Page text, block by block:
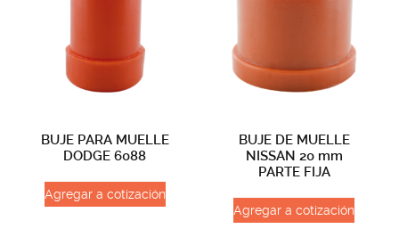
BUJE PARA MUELLE
DODGE 6088
Agregar a cotización
BUJE DE MUELLE
NISSAN 20 mm
PARTE FIJA
Agregar a cotización